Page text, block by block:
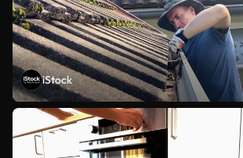
iStock